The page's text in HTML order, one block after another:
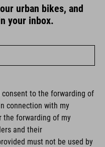
urban bikes, and
your inbox.
consent to the forwarding of
connection with my
the forwarding of my
and their
must not be used by